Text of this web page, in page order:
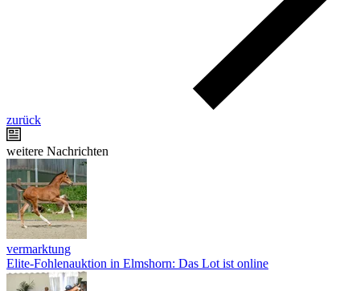
zurück
weitere Nachrichten
vermarktung
Elite-Fohlenauktion in Elmshorn: Das Lot ist online